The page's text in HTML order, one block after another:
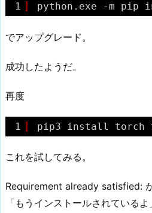
1 python.exe -m pip
でアップグレード。
成功したようだ。
再度
1 pip3 install torch
これを試してみる。
Requirement already satisfied:
「もうインストールされているよ